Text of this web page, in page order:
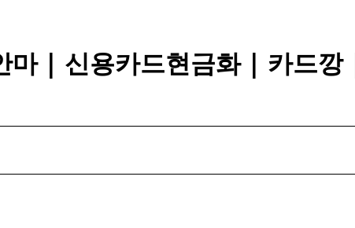
마 | 신용카드현금화 | 카드깡